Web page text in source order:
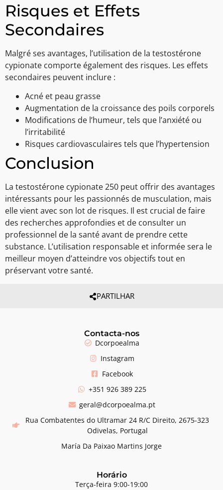
Risques et Effets
Secondaires
Malgré ses avantages, l’utilisation de la testostérone
cypionate comporte également des risques. Les effets
secondaires peuvent inclure :
Acné et peau grasse
Augmentation de la croissance des poils corporels
Modifications de l’humeur, tels que l’anxiété ou
l’irritabilité
Risques cardiovasculaires tels que l’hypertension
Conclusion
La testostérone cypionate 250 peut offrir des avantages
intéressants pour les passionnés de musculation, mais
elle vient avec son lot de risques. Il est crucial de faire
des recherches approfondies et de consulter un
professionnel de la santé avant de prendre cette
substance. L’utilisation responsable et informée sera le
meilleur moyen d’atteindre vos objectifs tout en
préservant votre santé.
PARTILHAR
Contacta-nos
Dcorpoealma
Instagram
Facebook
+351 926 389 225
geral@dcorpoealma.pt
Rua Combatentes do Ultramar 24 R/C Direito, 2675-323
Odivelas, Portugal
María Da Paixao Martins Jorge
Horário
Terça-feira 9:00-19:00